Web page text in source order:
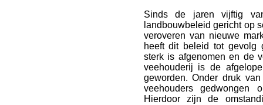
Sinds de jaren vijftig
landbouwbeleid gericht op
veroveren van nieuwe
heeft dit beleid tot gevolg
sterk is afgenomen en de
veehouderij is de
geworden. Onder druk
veehouders gedwongen
Hierdoor zijn de